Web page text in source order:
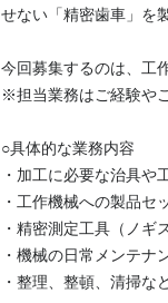
せない「精密歯車」を
今回募集するのは、工
※担当業務はご経験や
○具体的な業務内容
・加工に必要な治具や
・工作機械への製品セ
・精密測定工具（ノギ
・機械の日常メンテナ
・整理、整頓、清掃な